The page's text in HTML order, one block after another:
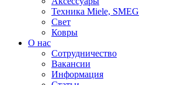
Техника Miele, SMEG
Свет
Ковры
О нас
Сотрудничество
Вакансии
Информация